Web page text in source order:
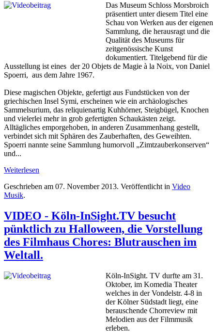
Das Museum Schloss Morsbroich
präsentiert unter diesem Titel eine
Schau von Werken aus der eigenen
Sammlung, die herausragt und die
Qualität des Museums für
zeitgenössische Kunst
dokumentiert. Titelgebend für die
Ausstellung ist eines der 20 Objets de Magie à la Noix, von Daniel
Spoerri, aus dem Jahre 1967.
Diese magischen Objekte, gefertigt aus Fundstücken von der
griechischen Insel Symi, erscheinen wie ein archäologisches
Sammelsurium, das reliquienartig Kuhhörner, Steigbügel, Knochen
und vielerlei mehr in grob gefertigten Schaukästen zeigt.
Alltägliches emporgehoben, in anderen Zusammenhang gestellt,
verbindet sich mit Sphären des Zauberhaften, des Geweihten.
Spoerri nannte seine Sammlung humorvoll „Zimtzauberkonserven“
und...
Weiterlesen
Geschrieben am 07. November 2013. Veröffentlicht in Video
Musik.
VIDEO - Köln-InSight.TV besucht
pünktlich zu Halloween, die Vorstellung
des Filmhaus Chores: Blutrauschen im
Weltall.
Köln-InSight. TV durfte am 31.
Oktober, im Komedia Theater
welches in der Vondelstr. 4-8 in
der Kölner Südstadt liegt, eine
berauschende Chorreview mit
Melodien aus der Filmmusik
erleben.